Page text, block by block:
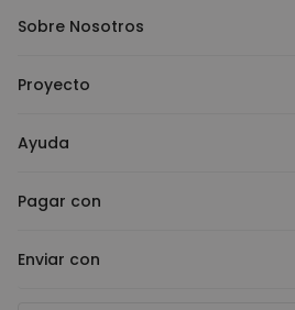
Sobre Nosotros
Proyecto
Ayuda
Pagar con
Enviar con